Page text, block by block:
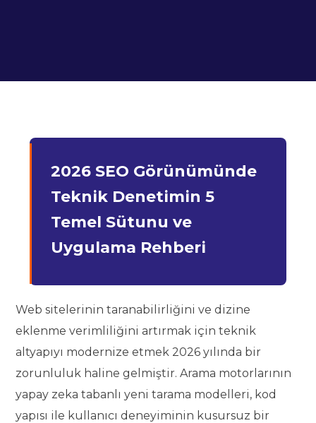
2026 SEO Görünümünde
Teknik Denetimin 5
Temel Sütunu ve
Uygulama Rehberi
Web sitelerinin taranabilirliğini ve dizine
eklenme verimliliğini artırmak için teknik
altyapıyı modernize etmek 2026 yılında bir
zorunluluk haline gelmiştir. Arama motorlarının
yapay zeka tabanlı yeni tarama modelleri, kod
yapısı ile kullanıcı deneyiminin kusursuz bir